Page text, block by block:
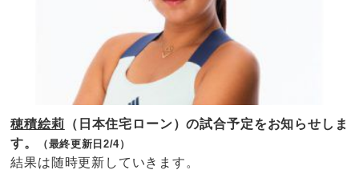
穂積絵莉 （日本住宅ローン）の試合予定をお知らせしま
す。
（最終更新日2/4）
結果は随時更新していきます。